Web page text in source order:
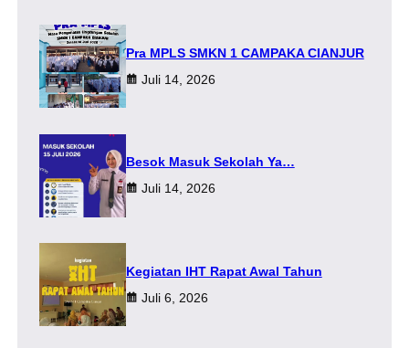
Pra MPLS SMKN 1 CAMPAKA CIANJUR
Juli 14, 2026
Besok Masuk Sekolah Ya…
Juli 14, 2026
Kegiatan IHT Rapat Awal Tahun
Juli 6, 2026